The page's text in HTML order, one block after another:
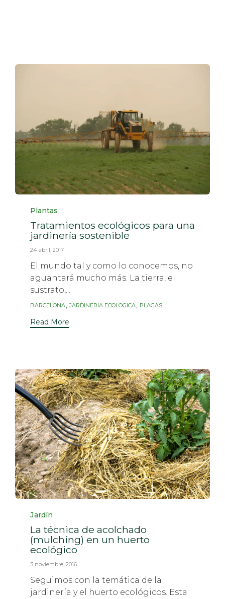
Category
Plantas
Tratamientos ecológicos para una
jardinería sostenible
24 abril, 2017
El mundo tal y como lo conocemos, no
aguantará mucho más. La tierra, el
sustrato,...
Tags
BARCELONA,JARDINERIA ECOLOGICA, PLAGAS
Read More
Category
Jardín
La técnica de acolchado
(mulching) en un huerto
ecológico
3 noviembre, 2016
Seguimos con la temática de la
jardinería y el huerto ecológicos. Esta